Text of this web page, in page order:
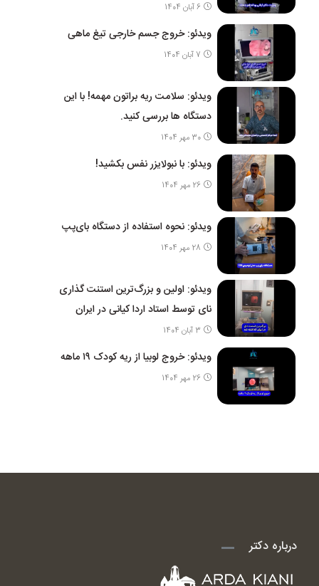
6 آبان 1404
ویدئو: خروج جسم خارجی تیغ ماهی
7 آبان 1404
ویدئو: سلامت ریه براتون مهمه! با این
دستگاه ها بررسی کنید.
30 مهر 1404
ویدئو: با نبولایزر نفس بکشید!
26 مهر 1404
ویدئو: نحوه استفاده از دستگاه بای‌پپ
28 مهر 1404
ویدئو: اولین و بزرگ‌ترین استنت گذاری
نای توسط استاد اردا کیانی در ایران
3 آبان 1404
ویدئو: خروج لوبیا از ریه کودک ۱۹ ماهه
26 مهر 1404
درباره دکتر